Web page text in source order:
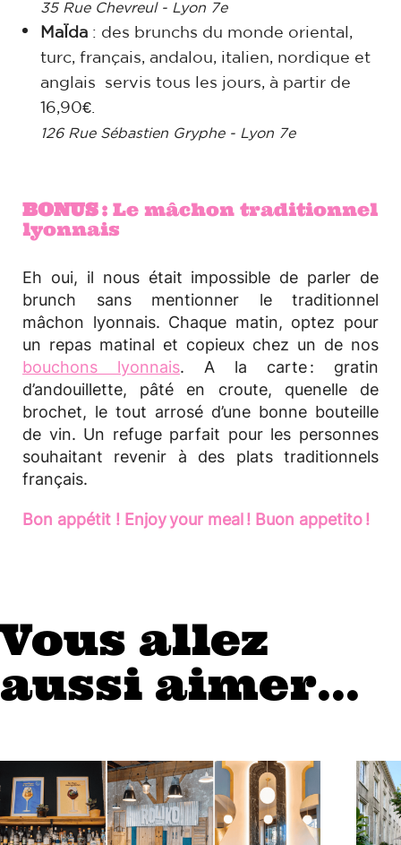
35 Rue Chevreul - Lyon 7e
MaÏda : des brunchs du monde oriental,
turc, français, andalou, italien, nordique et
anglais servis tous les jours, à partir de
16,90€.
126 Rue Sébastien Gryphe - Lyon 7e
BONUS : Le mâchon traditionnel
lyonnais
Eh oui, il nous était impossible de parler de
brunch sans mentionner le traditionnel
mâchon lyonnais. Chaque matin, optez pour
un repas matinal et copieux chez un de nos
bouchons lyonnais. A la carte : gratin
d’andouillette, pâté en croute, quenelle de
brochet, le tout arrosé d’une bonne bouteille
de vin. Un refuge parfait pour les personnes
souhaitant revenir à des plats traditionnels
français.
Bon appétit ! Enjoy your meal ! Buon appetito !
Vous allez
aussi aimer...